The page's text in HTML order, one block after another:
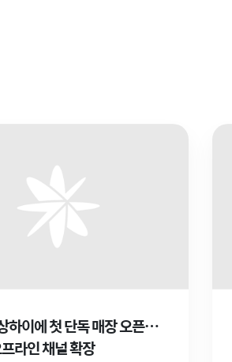
하이에 첫 단독 매장 오픈…
라인 채널 확장